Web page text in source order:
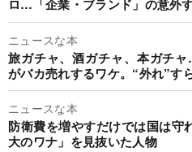
ロ…「企業・ブランド」の意外
ニュースな本
旅ガチャ、酒ガチャ、本ガチ
がバカ売れするワケ。“外れ”す
ニュースな本
防衛費を増やすだけでは国は
大のワナ」を見抜いた人物